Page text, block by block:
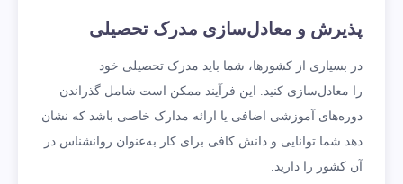
پذیرش و معادل‌سازی مدرک تحصیلی
در بسیاری از کشورها، شما باید مدرک تحصیلی خود
را معادل‌سازی کنید. این فرآیند ممکن است شامل گذراندن
دوره‌های آموزشی اضافی یا ارائه مدارک خاصی باشد که نشان
دهد شما توانایی و دانش کافی برای کار به‌عنوان روانشناس در
آن کشور را دارید.